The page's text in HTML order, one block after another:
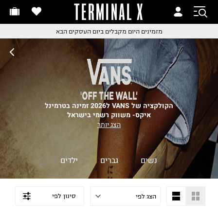
TERMINAL X
מקבלים ביום העסקים הבא
החלפות והחזרות בקליק
עם שליח עד הבית!
משלוח עד הבית החל מ₪9.9
משלוח חינם מעל ₪249
עם שליח עד הבית!
החלפות והחזרות בקליקעם שליח עד הבית!
הקולקציה של VANS ל2026 זמינה בטרמינל
איקס- משווק רשמי בישראל
הצג יותר
נשים גברים ילדים
סינון לפי